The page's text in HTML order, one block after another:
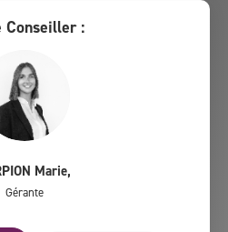
Conseiller :
Marie,
Gérante